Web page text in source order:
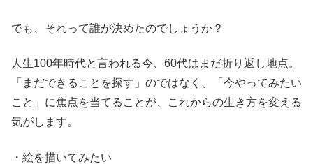
でも、それって誰が決めたのでしょうか？
人生100年時代と言われる今、60代はまだ折り返し地点。
「まだできることを探す」のではなく、「今やってみたい
こと」に焦点を当てることが、これからの生き方を変える
気がします。
・絵を描いてみたい